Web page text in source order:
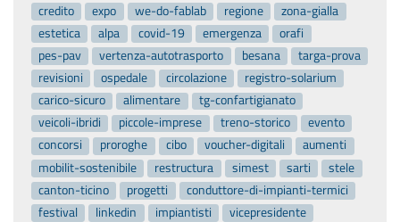
credito
expo we-do-fablab regione
zona-gialla
estetica
alpa covid-19 emergenza
orafi
pes-pav
vertenza-autotrasporto besana
targa-prova
revisioni
ospedale circolazione
registro-solarium
carico-sicuro
alimentare
tg-confartigianato
veicoli-ibridi
piccole-imprese treno-storico
evento
concorsi
proroghe cibo voucher-digitali
aumenti
mobilit-sostenibile
restructura simest sarti
stele
canton-ticino
progetti
conduttore-di-impianti-termici
festival
linkedin impiantisti
vicepresidente